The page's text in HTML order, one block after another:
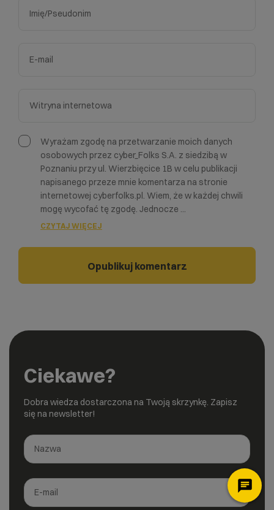
Wyrażam zgodę na przetwarzanie moich danych
osobowych przez cyber_Folks S.A. z siedzibą w
Poznaniu przy ul. Wierzbięcice 1B w celu publikacji
napisanego przeze mnie komentarza na stronie
internetowej cyberfolks.pl. Wiem, że w każdej chwili
mogę wycofać tę zgodę. Jednocze ...
CZYTAJ WIĘCEJ
Ciekawe?
Dobra wiedza dostarczona na Twoją skrzynkę. Zapisz
się na newsletter!